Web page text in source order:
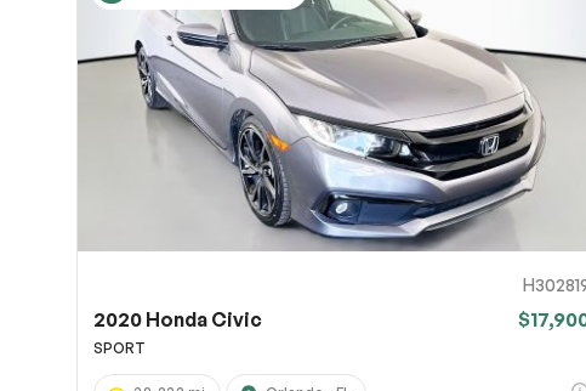
2020 Honda Civic
SPORT